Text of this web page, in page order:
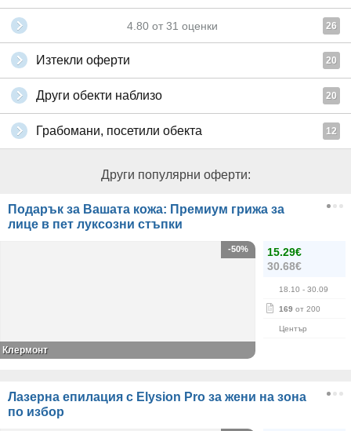
4.80 от 31 оценки 26
Изтекли оферти 20
Други обекти наблизо 20
Грабомани, посетили обекта 12
Други популярни оферти:
Подарък за Вашата кожа: Премиум грижа за
лице в пет луксозни стъпки
15.29€
30.68€
18.10 - 30.09
169 от 200
Център
-50%
Клермонт
Лазерна епилация с Elysion Pro за жени на зона
по избор